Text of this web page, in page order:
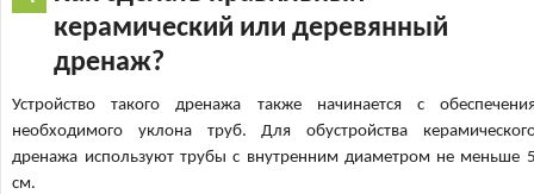
керамический или деревянный
дренаж?
Устройство такого дренажа также начинается с
необходимого уклона труб. Для обустройства
дренажа используют трубы с внутренним диаметром не меньше
см.